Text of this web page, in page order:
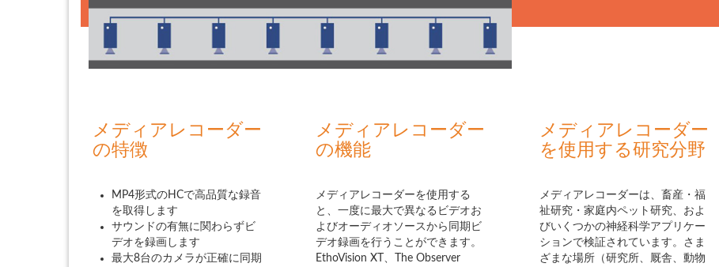
メディアレコーダー
の特徴
MP4形式のHCで高品質な録音
を取得します
サウンドの有無に関わらずビ
デオを録画します
最大8台のカメラが正確に同期
メディアレコーダー
の機能
メディアレコーダーを使用する
と、一度に最大で異なるビデオお
よびオーディオソースから同期ビ
デオ録画を行うことができます。
EthoVision XT、The Observer
メディアレコーダー
を使用する研究分野
メディアレコーダーは、畜産・福
祉研究・家庭内ペット研究、およ
びいくつかの神経科学アプリケー
ションで検証されています。さま
ざまな場所（研究所、厩舎、動物